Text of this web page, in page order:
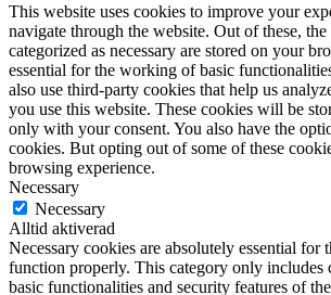
This website uses cookies to improve your
navigate through the website. Out of these, the
categorized as necessary are stored on your
essential for the working of basic
also use third-party cookies that help us
you use this website. These cookies will be
only with your consent. You also have the
cookies. But opting out of some of these
browsing experience.
Necessary
Necessary
Alltid aktiverad
Necessary cookies are absolutely essential for
function properly. This category only includes
basic functionalities and security features of